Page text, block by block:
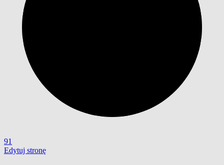
91
Edytuj stronę